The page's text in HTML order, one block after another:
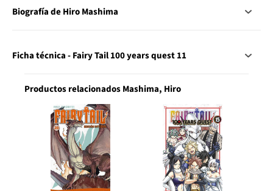
Biografía de Hiro Mashima
Ficha técnica - Fairy Tail 100 years quest 11
Productos relacionados Mashima, Hiro